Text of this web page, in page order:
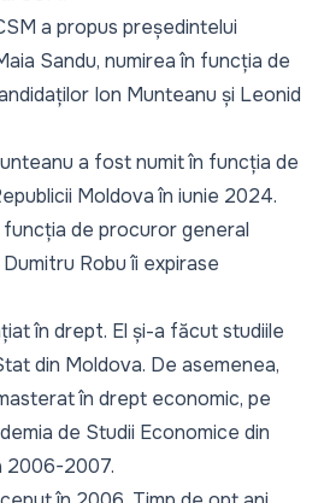
a propus președintelui
Sandu, numirea în funcția de
Ion Munteanu și Leonid
a fost numit în funcția de
Moldova în iunie 2024.
de procuror general
Robu îi expirase
în drept. El și-a făcut studiile
din Moldova. De asemenea,
în drept economic, pe
de Studii Economice din
2006-2007.